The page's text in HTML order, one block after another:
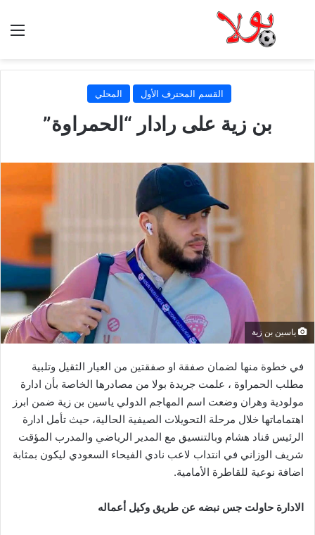
القسم المحترف الأول المحلي
بن زية على رادار “الحمراوة”
ياسين بن زية
في خطوة منها لضمان صفقة او صفقتين من العيار الثقيل وتلبية
مطلب الحمراوة ، علمت جريدة بولا من مصادرها الخاصة بأن ادارة
مولودية وهران وضعت اسم المهاجم الدولي ياسين بن زية ضمن ابرز
اهتماماتها خلال مرحلة التحويلات الصيفية الحالية، حيث تأمل ادارة
الرئيس قناد هشام وبالتنسيق مع المدير الرياضي والمدرب المؤقت
شريف الوزاني في انتداب لاعب نادي الفيحاء السعودي ليكون بمثابة
اضافة نوعية للقاطرة الأمامية.
الادارة حاولت جس نبضه عن طريق وكيل أعماله